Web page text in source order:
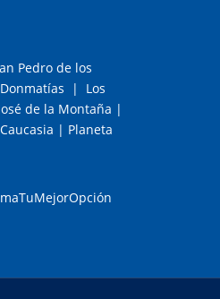
Pedro de los
| Los
de la Montaña |
| Planeta